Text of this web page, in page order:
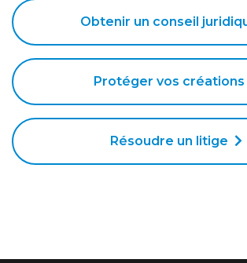
Obtenir un conseil
Protéger vos créations
Résoudre un litige